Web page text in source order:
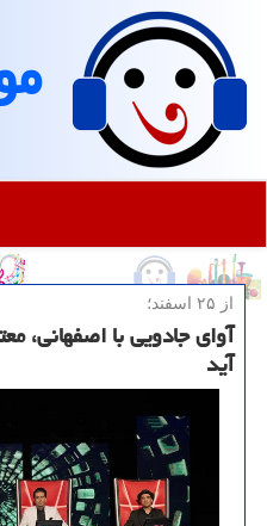
از ۲۵ اسفند؛
آوای جادویی با اصفهانی،
آید